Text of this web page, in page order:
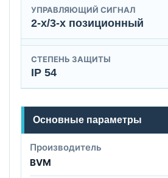
УПРАВЛЯЮЩИЙ СИГНАЛ
2-х/3-х позиционный
СТЕПЕНЬ ЗАЩИТЫ
IP 54
Основные параметры
Производитель
BVM